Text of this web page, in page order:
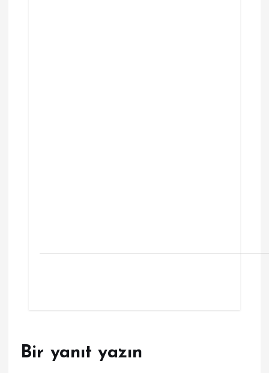
Bir yanıt yazın